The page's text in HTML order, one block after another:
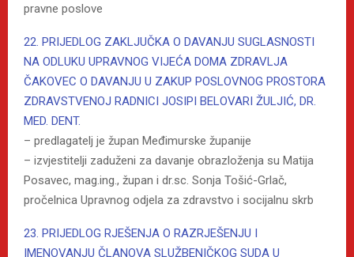
pravne poslove
22. PRIJEDLOG ZAKLJUČKA O DAVANJU SUGLASNOSTI
NA ODLUKU UPRAVNOG VIJEĆA DOMA ZDRAVLJA
ČAKOVEC O DAVANJU U ZAKUP POSLOVNOG PROSTORA
ZDRAVSTVENOJ RADNICI JOSIPI BELOVARI ŽULJIĆ, DR.
MED. DENT.
– predlagatelj je župan Međimurske županije
– izvjestitelji zaduženi za davanje obrazloženja su Matija
Posavec, mag.ing., župan i dr.sc. Sonja Tošić-Grlač,
pročelnica Upravnog odjela za zdravstvo i socijalnu skrb
23. PRIJEDLOG RJEŠENJA O RAZRJEŠENJU I
IMENOVANJU ČLANOVA SLUŽBENIČKOG SUDA U